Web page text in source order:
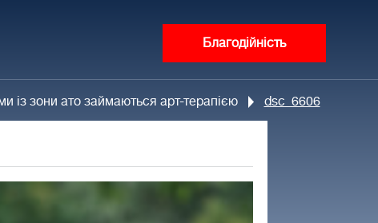
Благодійність
із зони ато займаються арт-терапією dsc_6606